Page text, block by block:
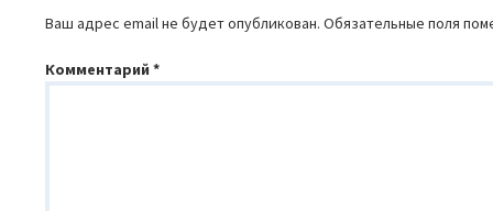
Ваш адрес email не будет опубликован.Обязательные поля
Комментарий*